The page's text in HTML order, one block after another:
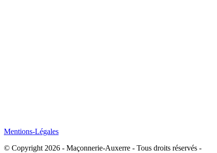
Mentions-Légales
© Copyright 2026 - Maçonnerie-Auxerre - Tous droits réservés -